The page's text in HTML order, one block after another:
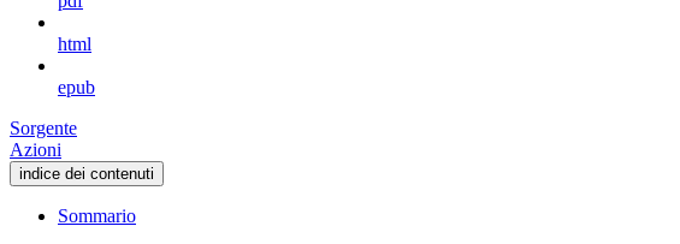
html
epub
Sorgente
Azioni
indice dei contenuti
Sommario